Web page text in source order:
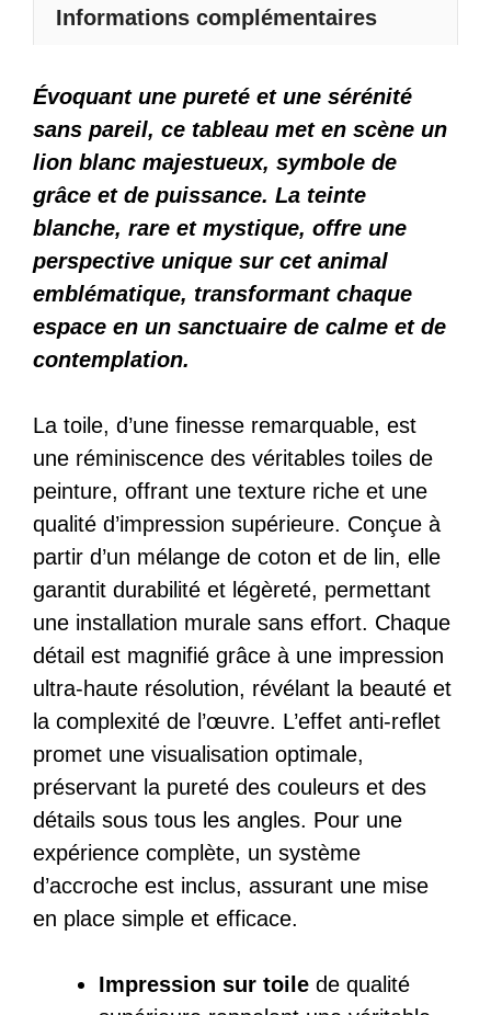
Informations complémentaires
Évoquant une pureté et une sérénité
sans pareil, ce tableau met en scène un
lion blanc majestueux, symbole de
grâce et de puissance. La teinte
blanche, rare et mystique, offre une
perspective unique sur cet animal
emblématique, transformant chaque
espace en un sanctuaire de calme et de
contemplation.
La toile, d’une finesse remarquable, est
une réminiscence des véritables toiles de
peinture, offrant une texture riche et une
qualité d’impression supérieure. Conçue à
partir d’un mélange de coton et de lin, elle
garantit durabilité et légèreté, permettant
une installation murale sans effort. Chaque
détail est magnifié grâce à une impression
ultra-haute résolution, révélant la beauté et
la complexité de l’œuvre. L’effet anti-reflet
promet une visualisation optimale,
préservant la pureté des couleurs et des
détails sous tous les angles. Pour une
expérience complète, un système
d’accroche est inclus, assurant une mise
en place simple et efficace.
Impression sur toile de qualité